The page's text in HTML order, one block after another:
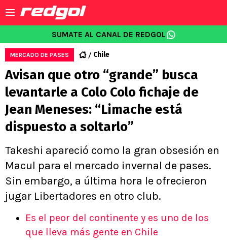
SUMATE AL CANAL DE REDGOL
MERCADO DE PASES Chile
Avisan que otro “grande” busca
levantarle a Colo Colo fichaje de
Jean Meneses: “Limache está
dispuesto a soltarlo”
Takeshi apareció como la gran obsesión en
Macul para el mercado invernal de pases.
Sin embargo, a última hora le ofrecieron
jugar Libertadores en otro club.
Es el peor del continente y es uno de los
que lleva más gente en Chile